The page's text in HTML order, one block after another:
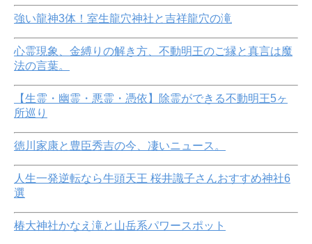
強い龍神3体！室生龍穴神社と吉祥龍穴の滝
心霊現象、金縛りの解き方、不動明王のご縁と真言は魔
法の言葉。
【生霊・幽霊・悪霊・憑依】除霊ができる不動明王5ヶ
所巡り
徳川家康と豊臣秀吉の今、凄いニュース。
人生一発逆転なら牛頭天王 桜井識子さんおすすめ神社6
選
椿大神社かなえ滝と山岳系パワースポット